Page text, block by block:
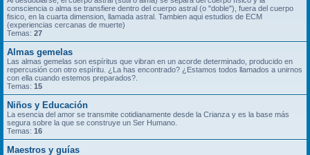
consciencia o alma se transfiere dentro del cuerpo astral (o "doble"), fuera del cuerpo
fisico, en la cuarta dimension, llamada astral. Tambien aqui estudios de ECM
(experiencias cercanas de muerte)
Temas: 27
Almas gemelas
Las almas gemelas son espíritus que vibran en un acorde determinado, producido en
repercusión con otro espíritu. ¿La has encontrado? ¿Estamos todos llamados a unirnos
con ella cuando estemos preparados?.
Temas: 15
Niños y Educación
La esencia del amor se transmite cotidianamente desde la Crianza y es la base más
segura sobre la que se construye un Ser Humano.
Temas: 16
Maestros y guías